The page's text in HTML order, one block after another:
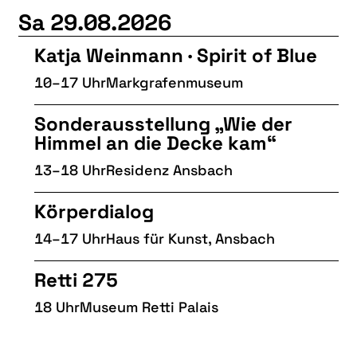
Sa 29.08.2026
Katja Weinmann · Spirit of Blue
10–17 UhrMarkgrafenmuseum
Sonderausstellung „Wie der
Himmel an die Decke kam“
13–18 UhrResidenz Ansbach
Körperdialog
14–17 UhrHaus für Kunst, Ansbach
Retti 275
18 UhrMuseum Retti Palais